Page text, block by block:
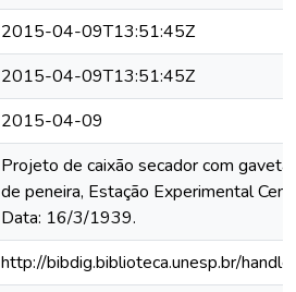
2015-04-09T13:51:45Z
2015-04-09T13:51:45Z
2015-04-09
Projeto de caixão secador com
de peneira, Estação Experimental
Data: 16/3/1939.
http://bibdig.biblioteca.unesp.br/